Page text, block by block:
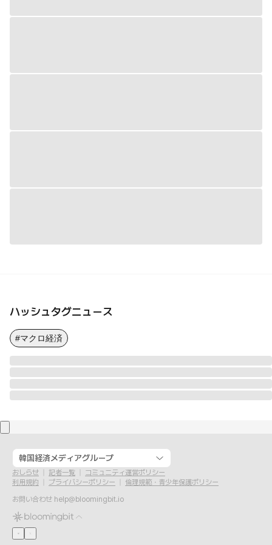
ハッシュタグニュース
#マクロ経済
韓国経済メディアグループ
おしらせ 記者一覧
コミュニティ運営ポリシー
利用規約
プライバシーポリシー
倫理規範・青少年保護ポリシー
お問い合わせ help@bloomingbit.io